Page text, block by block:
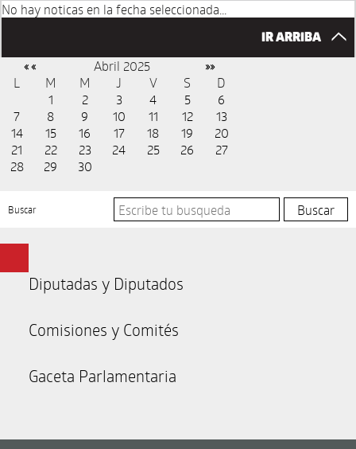
No hay noticas en la fecha seleccionada...
IR ARRIBA
« « Abril 2025 »»
L M M J V S
D
1
2 3 4 5
6
7
8 9 10 11 12
13
14
15 16 17 18 19
20
21
22 23 24 25 26
27
28
29 30
Buscar
Diputadas y Diputados
Comisiones y Comités
Gaceta Parlamentaria